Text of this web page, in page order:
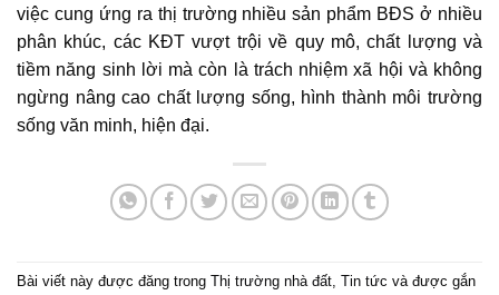
việc cung ứng ra thị trường nhiều sản phẩm BĐS ở nhiều
phân khúc, các KĐT vượt trội về quy mô, chất lượng và
tiềm năng sinh lời mà còn là trách nhiệm xã hội và không
ngừng nâng cao chất lượng sống, hình thành môi trường
sống văn minh, hiện đại.
Bài viết này được đăng trong Thị trường nhà đất Tin tức và được gắn